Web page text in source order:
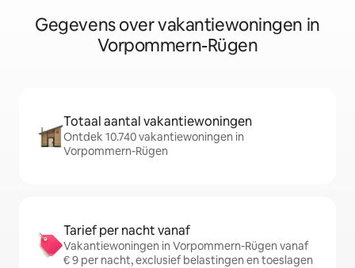
Gegevens over vakantiewoningen in
Vorpommern-Rügen
Totaal aantal vakantiewoningen
Ontdek 10.740 vakantiewoningen in
Vorpommern-Rügen
Tarief per nacht vanaf
Vakantiewoningen in Vorpommern-Rügen vanaf
€ 9 per nacht, exclusief belastingen en toeslagen